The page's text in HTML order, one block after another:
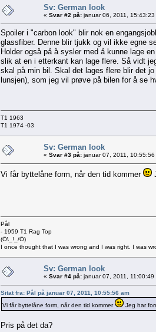
Sv: German look
« Svar #2 på: januar 06, 2011, 15:43:23
Spoiler i "carbon look" blir nok en
glassfiber. Denne blir tjukk og vil ikke egne
Holder også på å sysler med å kunne lage
slik at en i etterkant kan lage flere. Så vidt
skal på min bil. Skal det lages flere blir det
lunsjen), som jeg vil prøve på bilen for å se
T1 1963
T1 1974 -03
Sv: German look
« Svar #3 på: januar 07, 2011, 10:55:56
Vi får byttelåne form, når den tid kommer
Pål
- 1959 T1 Rag Top
(Ö\_!_/Ö)
I once thought that I was wrong and I was right. I was
Sv: German look
« Svar #4 på: januar 07, 2011, 11:00:49
Sitat fra: Pål på januar 07, 2011, 10:55:56 am
Vi får byttelåne form, når den tid kommer
Jeg har
Pris på det da?